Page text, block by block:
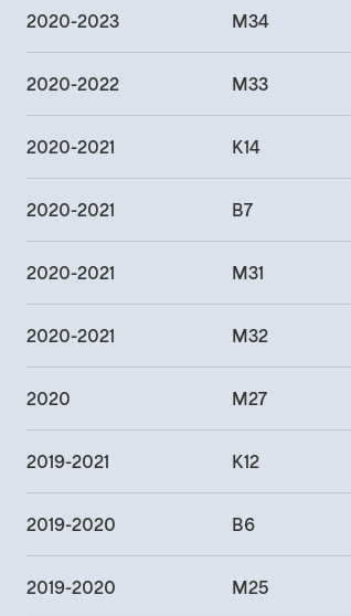
2020-2023 M34
2020-2022 M33
2020-2021 K14
2020-2021 B7
2020-2021 M31
2020-2021 M32
2020 M27
2019-2021 K12
2019-2020 B6
2019-2020 M25